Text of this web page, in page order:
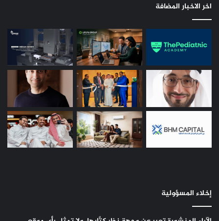
اخر الاخبار المضافة
إخلاء المسؤولية